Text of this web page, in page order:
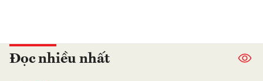
Đọc nhiều nhất